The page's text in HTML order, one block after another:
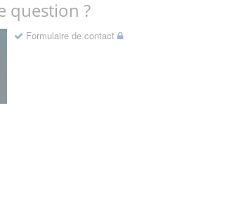
question ?
Formulaire de contact